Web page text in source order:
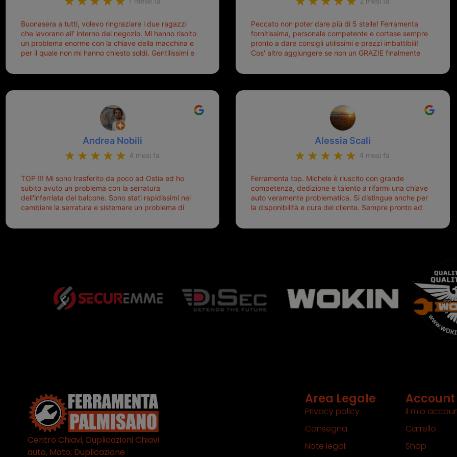
Buonasera a tutti, volevo ringraziare i due ragazzi
che lavorano all’ interno del negozio. Mi hanno risolto
un problema enorme con la chiave della macchina e
per il quale non mi hanno chiesto soldi. Gentilissimi e
Sicuramente tornerò qui per qualsiasi altro problema.
Peccato non poter dare più di 5 stelle! Ferramenta
fornitissima, personale competente e cortese sempre
pronto a dare consigli utilissimi e prezzi imbattibili!
Cos' altro aggiungere se non un GRAZIE finalmente
siete il mio riferimento. Ah dimenticavo...da loro sono
trove! Top top top!!!
Andrea Nobili
4 mesi fa
TOP !!! Mi sono trasferito da poco ad Ostia ed ho
subito avuto un problema con la serratura
dell'inferriata del balcone. Sono stati rapidissimi nel
cambiare la serratura e sistemare un problema di
che onesto evitando spese ben più esose.
Alessia Scali
4 mesi fa
Ferramenta top. Michele è riuscito con grande
competenza, dedizione e talento a rifarmi una chiave
auto veramente problematica. Si distingue anche per
la disponibilità e cura del cliente. Sempre pronto ad
Centro Chiavi, Duplicazioni Chiavi
auto, Moto, Duplicazione
Area Legale
Privacy policy
Consegna
Note legali
Account
Il mio
Carrello
Shop